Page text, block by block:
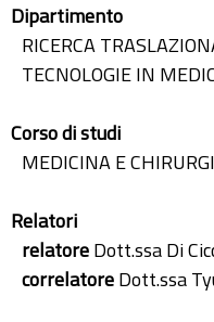
Dipartimento
RICERCA
TECNOLOGIE IN
Corso di studi
MEDICINA E
Relatori
relatoreDott.ssa Di
correlatoreDott.ssa